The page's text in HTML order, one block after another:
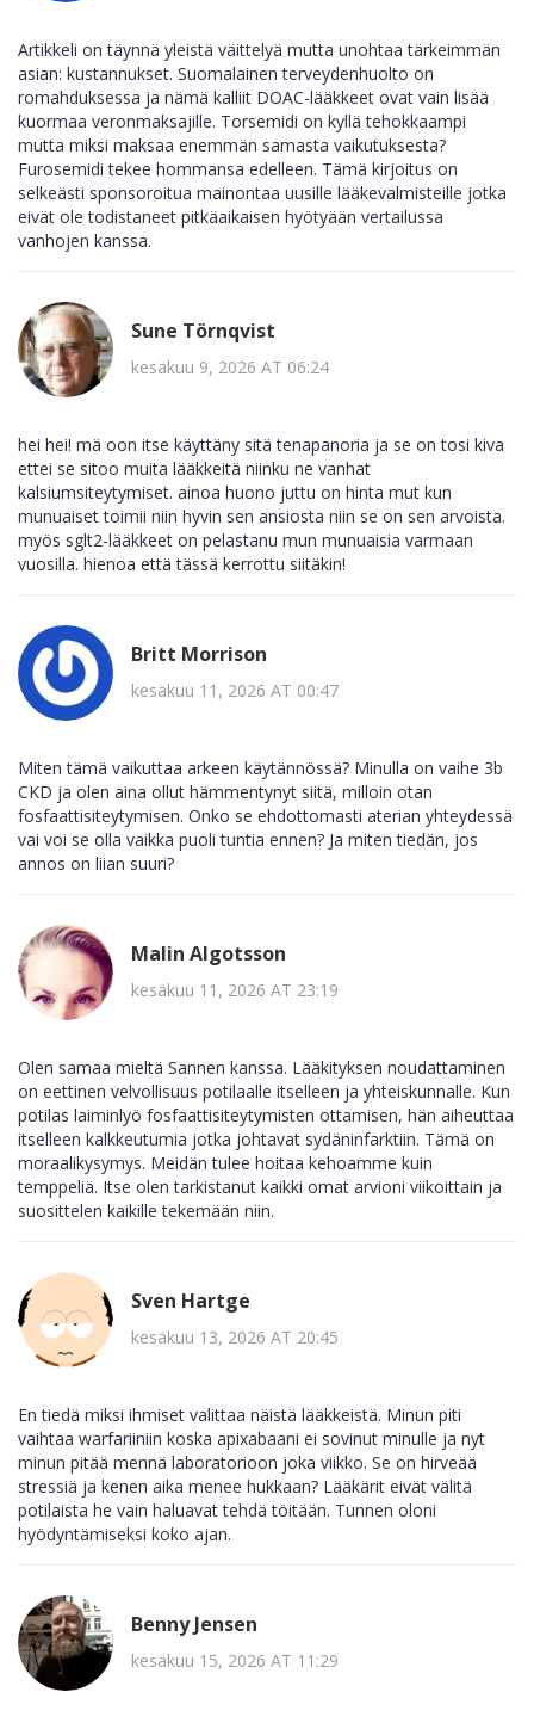
Artikkeli on täynnä yleistä väittelyä mutta unohtaa tärkeimmän
asian: kustannukset. Suomalainen terveydenhuolto on
romahduksessa ja nämä kalliit DOAC-lääkkeet ovat vain lisää
kuormaa veronmaksajille. Torsemidi on kyllä tehokkaampi
mutta miksi maksaa enemmän samasta vaikutuksesta?
Furosemidi tekee hommansa edelleen. Tämä kirjoitus on
selkeästi sponsoroitua mainontaa uusille lääkevalmisteille jotka
eivät ole todistaneet pitkäaikaisen hyötyään vertailussa
vanhojen kanssa.
Sune Törnqvist
kesäkuu 9, 2026 AT 06:24
hei hei! mä oon itse käyttäny sitä tenapanoria ja se on tosi kiva
ettei se sitoo muita lääkkeitä niinku ne vanhat
kalsiumsiteytymiset. ainoa huono juttu on hinta mut kun
munuaiset toimii niin hyvin sen ansiosta niin se on sen arvoista.
myös sglt2-lääkkeet on pelastanu mun munuaisia varmaan
vuosilla. hienoa että tässä kerrottu siitäkin!
Britt Morrison
kesäkuu 11, 2026 AT 00:47
Miten tämä vaikuttaa arkeen käytännössä? Minulla on vaihe 3b
CKD ja olen aina ollut hämmentynyt siitä, milloin otan
fosfaattisiteytymisen. Onko se ehdottomasti aterian yhteydessä
vai voi se olla vaikka puoli tuntia ennen? Ja miten tiedän, jos
annos on liian suuri?
Malin Algotsson
kesäkuu 11, 2026 AT 23:19
Olen samaa mieltä Sannen kanssa. Lääkityksen noudattaminen
on eettinen velvollisuus potilaalle itselleen ja yhteiskunnalle. Kun
potilas laiminlyö fosfaattisiteytymisten ottamisen, hän aiheuttaa
itselleen kalkkeutumia jotka johtavat sydäninfarktiin. Tämä on
moraalikysymys. Meidän tulee hoitaa kehoamme kuin
temppeliä. Itse olen tarkistanut kaikki omat arvioni viikoittain ja
suosittelen kaikille tekemään niin.
Sven Hartge
kesäkuu 13, 2026 AT 20:45
En tiedä miksi ihmiset valittaa näistä lääkkeistä. Minun piti
vaihtaa warfariiniin koska apixabaani ei sovinut minulle ja nyt
minun pitää mennä laboratorioon joka viikko. Se on hirveää
stressiä ja kenen aika menee hukkaan? Lääkärit eivät välitä
potilaista he vain haluavat tehdä töitään. Tunnen oloni
hyödyntämiseksi koko ajan.
Benny Jensen
kesäkuu 15, 2026 AT 11:29